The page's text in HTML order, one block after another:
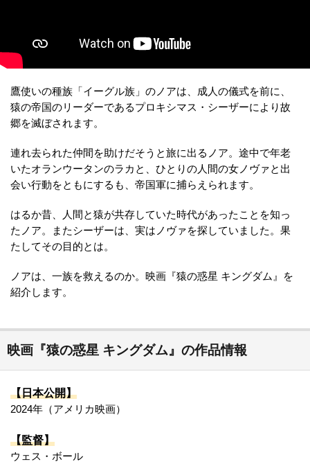
鷹使いの種族「イーグル族」のノアは、成人の儀式を前に、
猿の帝国のリーダーであるプロキシマス・シーザーにより故
郷を滅ぼされます。
連れ去られた仲間を助けだそうと旅に出るノア。途中で年老
いたオランウータンのラカと、ひとりの人間の女ノヴァと出
会い行動をともにするも、帝国軍に捕らえられます。
はるか昔、人間と猿が共存していた時代があったことを知っ
たノア。またシーザーは、実はノヴァを探していました。果
たしてその目的とは。
ノアは、一族を救えるのか。映画『猿の惑星 キングダム』を
紹介します。
映画『猿の惑星 キングダム』の作品情報
【日本公開】
2024年（アメリカ映画）
【監督】
ウェス・ボール